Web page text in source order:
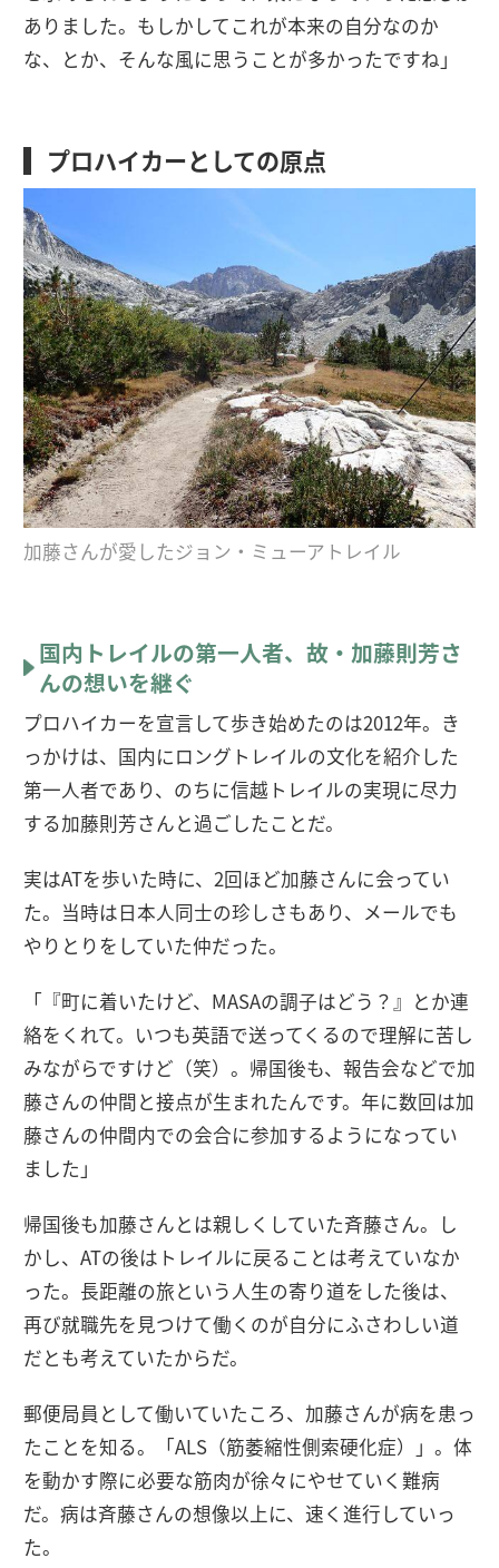
ありました。もしかしてこれが本来の自分なのか
な、とか、そんな風に思うことが多かったですね」
プロハイカーとしての原点
加藤さんが愛したジョン・ミューアトレイル
国内トレイルの第一人者、故・加藤則芳さ
んの想いを継ぐ
プロハイカーを宣言して歩き始めたのは2012年。き
っかけは、国内にロングトレイルの文化を紹介した
第一人者であり、のちに信越トレイルの実現に尽力
する加藤則芳さんと過ごしたことだ。
実はATを歩いた時に、2回ほど加藤さんに会ってい
た。当時は日本人同士の珍しさもあり、メールでも
やりとりをしていた仲だった。
「『町に着いたけど、MASAの調子はどう？』とか連
絡をくれて。いつも英語で送ってくるので理解に苦し
みながらですけど（笑）。帰国後も、報告会などで加
藤さんの仲間と接点が生まれたんです。年に数回は加
藤さんの仲間内での会合に参加するようになってい
ました」
帰国後も加藤さんとは親しくしていた斉藤さん。し
かし、ATの後はトレイルに戻ることは考えていなか
った。長距離の旅という人生の寄り道をした後は、
再び就職先を見つけて働くのが自分にふさわしい道
だとも考えていたからだ。
郵便局員として働いていたころ、加藤さんが病を患っ
たことを知る。「ALS（筋萎縮性側索硬化症）」。体
を動かす際に必要な筋肉が徐々にやせていく難病
だ。病は斉藤さんの想像以上に、速く進行していっ
た。